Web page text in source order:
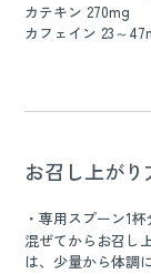
カテキン 270mg
カフェイン 23～
お召し上がり
・専用スプーン1
混ぜてからお召し
は、少量から体調